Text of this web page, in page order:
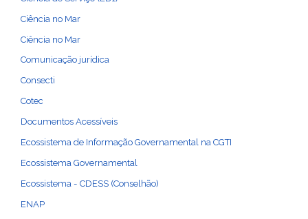
Ciência no Mar
Ciência no Mar
Comunicação jurídica
Consecti
Cotec
Documentos Acessíveis
Ecossistema de Informação Governamental na CGTI
Ecossistema Governamental
Ecossistema - CDESS (Conselhão)
ENAP